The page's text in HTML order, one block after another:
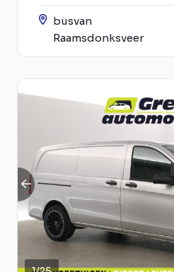
busvan
Raamsdonksveer